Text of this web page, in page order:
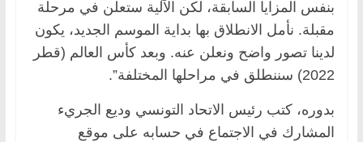
بنفس المزايا السابقة، لكن الآلية ستعلن في مرحلة
مقبلة. نأمل الانطلاق بها بداية الموسم الجديد، يكون
لدينا تصور واضح ونعلن عنه. وبعد كأس العالم (قطر
2022) سننطلق في مراحلها المختلفة”.
بدوره، كتب رئيس الاتحاد التونسي وديع الجريء
المشارك في الاجتماع في حسابه على موقع